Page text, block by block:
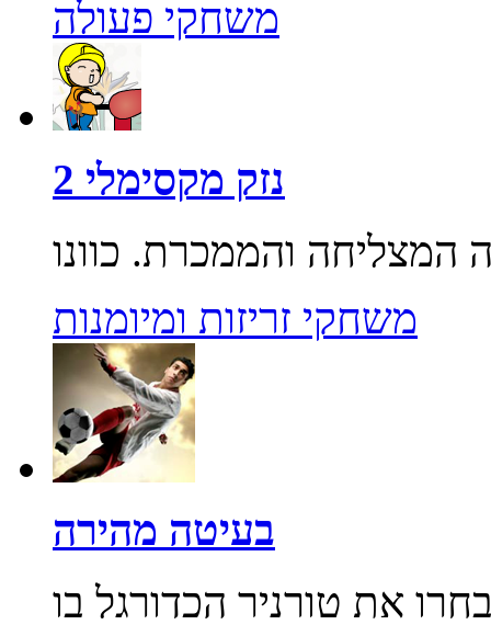
משחקי פעולה
נזק מקסימלי 2
משחקי זריזות ומיומנות
בעיטה מהירה